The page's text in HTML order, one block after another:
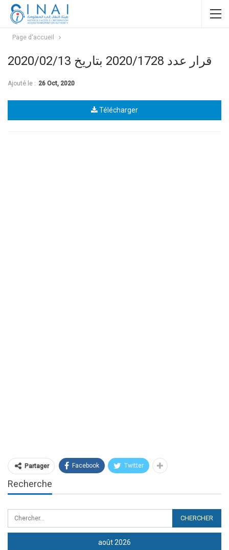
Page d'accueil
قرار عدد 2020/1728 بتاريخ 2020/02/13
Ajouté le : 26 Oct, 2020
Télécharger
Partager Facebook Twitter
Recherche
août 2026